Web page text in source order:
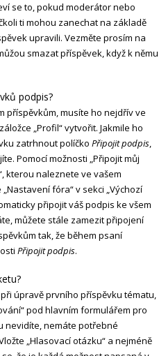
se to, pokud moderátor nebo
ti mohou zanechat na základě
upravili. Vezměte prosím na
smazat příspěvek, když k němu
podpis?
příspěvkům, musíte ho nejdřív ve
„Profil“ vytvořit. Jakmile ho
zatrhnout políčko Připojit podpis,
Pomocí možnosti „Připojit můj
kterou naleznete ve vašem
fóra“ v sekci „Výchozí
připojit váš podpis ke všem
můžete stále zamezit připojení
tak, že během psaní
Připojit podpis.
úpravě prvního příspěvku tématu,
pod hlavním formulářem pro
nevidíte, nemáte potřebné
„Hlasovací otázku“ a nejméně